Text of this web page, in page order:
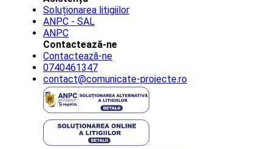
Soluționarea litigiilor
ANPC - SAL
ANPC
Contactează-ne
Contactează-ne
0740461347
contact@comunicate-proiecte.ro